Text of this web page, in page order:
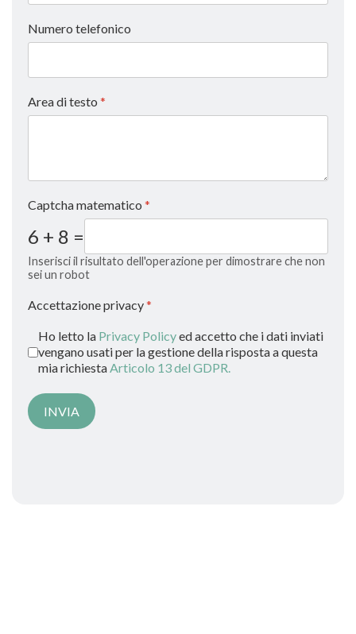
Numero telefonico
Area di testo *
Captcha matematico *
6 + 8 =
Inserisci il risultato dell'operazione per dimostrare che non
sei un robot
Accettazione privacy*
Ho letto la Privacy Policyed accetto che i dati inviati
vengano usati per la gestione della risposta a questa
mia richiestaArticolo 13 del GDPR.
INVIA